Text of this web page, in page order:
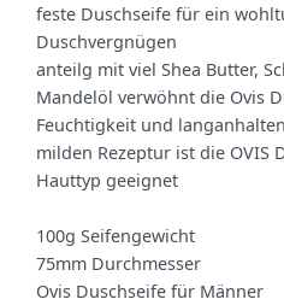
feste Duschseife für ein
Duschvergnügen
anteilg mit viel Shea Butter,
Mandelöl verwöhnt die Ovis
Feuchtigkeit und
milden Rezeptur ist die OVIS
Hauttyp geeignet
100g Seifengewicht
75mm Durchmesser
Ovis Duschseife für Männer